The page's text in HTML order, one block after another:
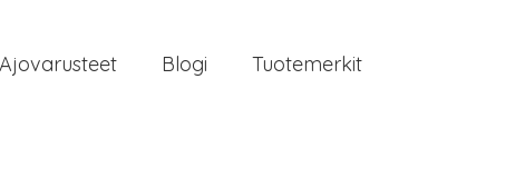
Ajovarusteet Blogi Tuotemerkit